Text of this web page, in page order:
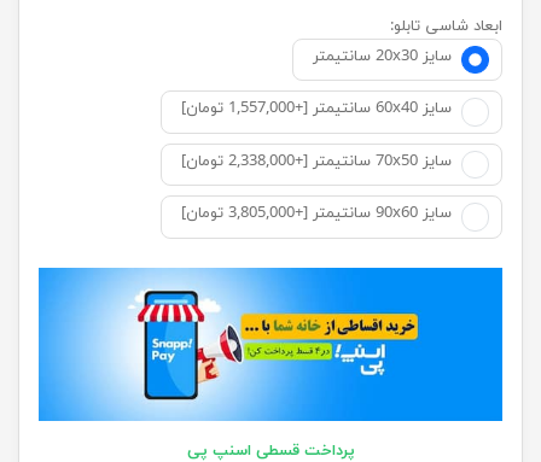
ابعاد شاسی تابلو:
سایز 20x30 سانتیمتر
سایز 60x40 سانتیمتر [+1,557,000 تومان]
سایز 70x50 سانتیمتر [+2,338,000 تومان]
سایز 90x60 سانتیمتر [+3,805,000 تومان]
پرداخت قسطی اسنپ پی